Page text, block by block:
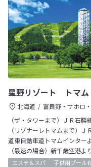
星野リゾート トマム
北海道 富良野・サホロ
（ザ・タワーまで）ＪＲ石
（リゾナーレトマムまで）
道東自動車道トマムインター
（最速の場合）新千歳空港よ
エステ＆スパ 子供用プール